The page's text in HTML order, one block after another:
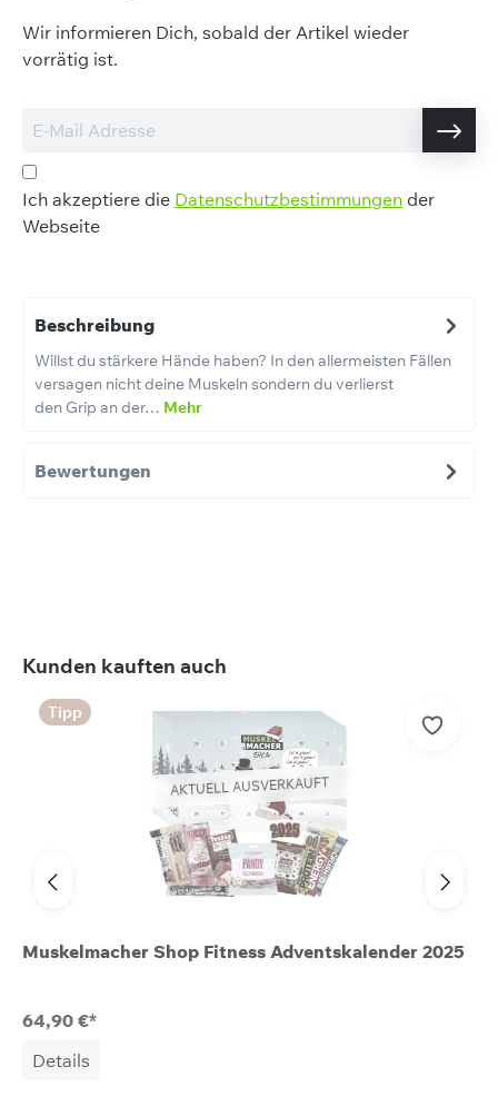
Wir informieren Dich, sobald der Artikel wieder
vorrätig ist.
Ich akzeptiere die Datenschutzbestimmungen der
Webseite
Beschreibung
Willst du stärkere Hände haben? In den allermeisten Fällen
versagen nicht deine Muskeln sondern du verlierst
den Grip an der… Mehr
Bewertungen
Produktgalerie überspringen
Kunden kauften auch
AKTUELL AUSVERKAUFT
Tipp
Muskelmacher Shop Fitness Adventskalender 2025
64,90 €*
Details